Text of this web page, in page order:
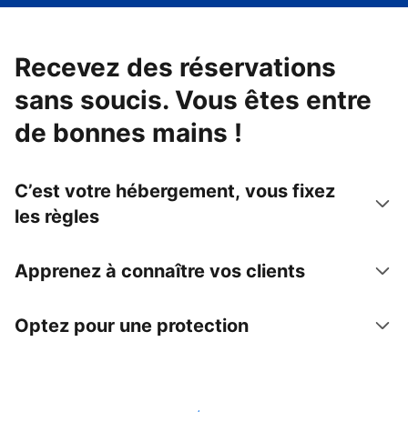
Recevez des réservations
sans soucis. Vous êtes entre
de bonnes mains !
C’est votre hébergement, vous fixez
les règles
Apprenez à connaître vos clients
Optez pour une protection
Accueillez des clients avec nous dès maintenant